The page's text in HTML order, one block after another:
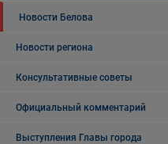
Новости Белова
Новости региона
Консультативные советы
Официальный комментарий
Выступления Главы города